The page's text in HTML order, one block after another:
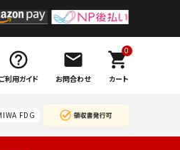
help_outline
ご利用ガイド
mail
お問合わせ
0
shopping_cart
カート
FDG